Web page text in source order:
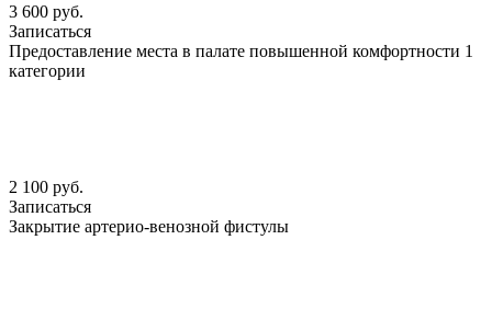
3 600 руб.
Записаться
Предоставление места в палате повышенной комфортности 1
категории
2 100 руб.
Записаться
Закрытие артерио-венозной фистулы